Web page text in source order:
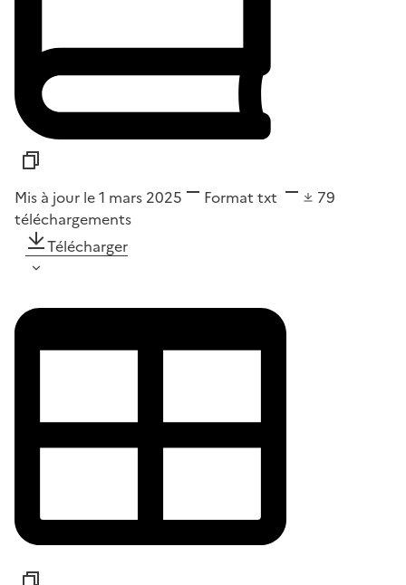
Mis à jour le 1 mars 2025 Format txt
79
téléchargements
Télécharger